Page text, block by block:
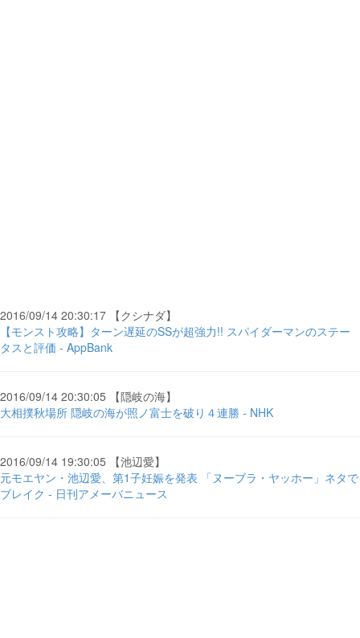
2016/09/14 20:30:17 【クシナダ】
【モンスト攻略】ターン遅延のSSが超強力!! スパイダーマンのステー
タスと評価 - AppBank
2016/09/14 20:30:05 【隠岐の海】
大相撲秋場所 隠岐の海が照ノ富士を破り４連勝 - NHK
2016/09/14 19:30:05 【池辺愛】
元モエヤン・池辺愛、第1子妊娠を発表 「ヌーブラ・ヤッホー」ネタで
ブレイク - 日刊アメーバニュース